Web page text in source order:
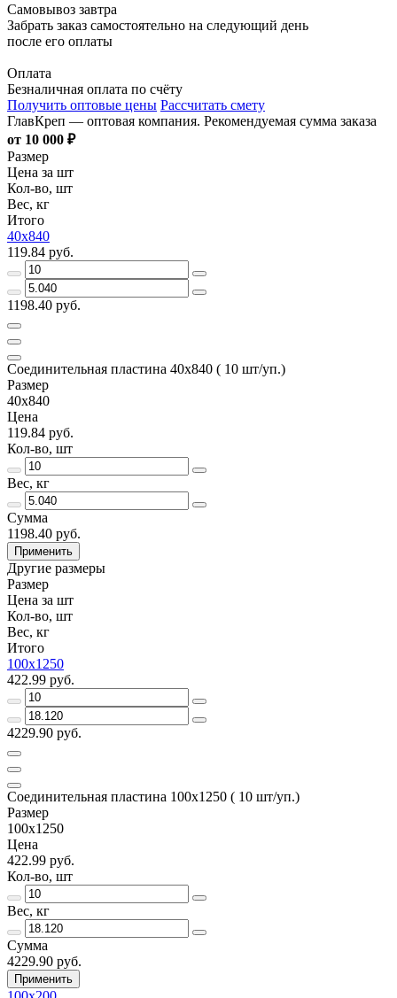
Самовывоз завтра
Забрать заказ самостоятельно на следующий день
после его оплаты
Оплата
Безналичная оплата по счёту
Получить оптовые цены Рассчитать смету
ГлавКреп — оптовая компания. Рекомендуемая сумма заказа
от 10 000 ₽
Размер
Цена за шт
Кол-во, шт
Вес, кг
Итого
40х840
119.84 руб.
1198.40 руб.
Соединительная пластина 40х840 ( 10 шт/уп.)
Размер
40х840
Цена
119.84 руб.
Кол-во, шт
Вес, кг
Сумма
1198.40 руб.
Применить
Другие размеры
Размер
Цена за шт
Кол-во, шт
Вес, кг
Итого
100х1250
422.99 руб.
4229.90 руб.
Соединительная пластина 100х1250 ( 10 шт/уп.)
Размер
100х1250
Цена
422.99 руб.
Кол-во, шт
Вес, кг
Сумма
4229.90 руб.
Применить